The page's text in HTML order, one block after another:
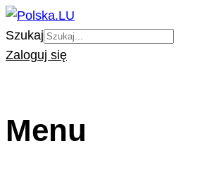
Szukaj
Zaloguj się
Menu